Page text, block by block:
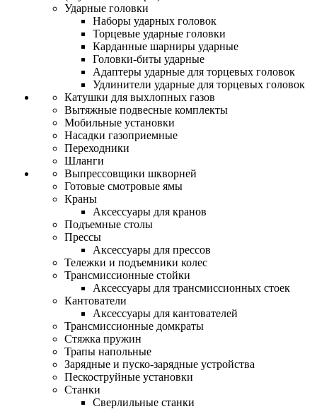
Ударные головки
Наборы ударных головок
Торцевые ударные головки
Карданные шарниры ударные
Головки-биты ударные
Адаптеры ударные для торцевых головок
Удлинители ударные для торцевых головок
Катушки для выхлопных газов
Вытяжные подвесные комплекты
Мобильные установки
Насадки газоприемные
Переходники
Шланги
Выпрессовщики шкворней
Готовые смотровые ямы
Краны
Аксессуары для кранов
Подъемные столы
Прессы
Аксессуары для прессов
Тележки и подъемники колес
Трансмиссионные стойки
Аксессуары для трансмиссионных стоек
Кантователи
Аксессуары для кантователей
Трансмиссионные домкраты
Стяжка пружин
Трапы напольные
Зарядные и пуско-зарядные устройства
Пескоструйные установки
Станки
Сверлильные станки